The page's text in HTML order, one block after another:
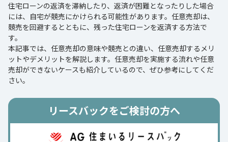
住宅ローンの返済を滞納したり、返済が困難となったりした場合
には、自宅が競売にかけられる可能性があります。任意売却は、
競売を回避するとともに、残った住宅ローンを返済する方法で
す。
本記事では、任意売却の意味や競売との違い、任意売却するメリ
ットやデメリットを解説します。任意売却を実施する流れや任意
売却ができないケースも紹介しているので、ぜひ参考にしてくだ
さい。
リースバックをご検討の方へ